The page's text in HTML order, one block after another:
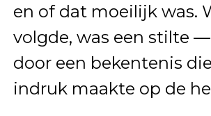
en of dat moeilijk was.
volgde, was een stilte
door een bekentenis
indruk maakte op de